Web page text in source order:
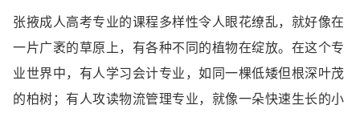
张掖成人高考专业的课程多样性令人眼花缭乱，就好像在
一片广袤的草原上，有各种不同的植物在绽放。在这个专
业世界中，有人学习会计专业，如同一棵低矮但根深叶茂
的柏树；有人攻读物流管理专业，就像一朵快速生长的小